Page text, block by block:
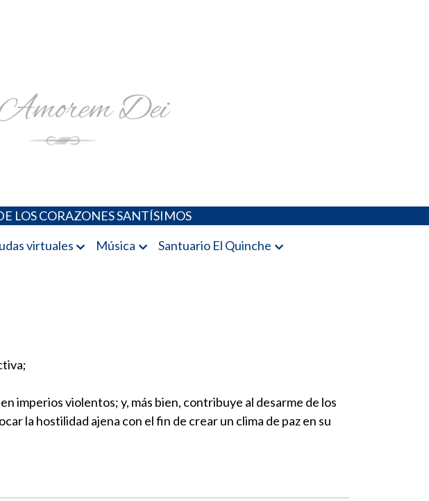
LOS CORAZONES SANTÍSIMOS
virtuales Música Santuario El Quinche
imperios violentos; y, más bien, contribuye al desarme de los
la hostilidad ajena con el fin de crear un clima de paz en su